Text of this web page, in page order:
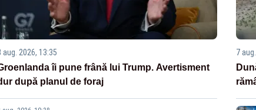
aug. 2026, 13:35
îi pune frână lui Trump. Avertisment
după planul de foraj
7